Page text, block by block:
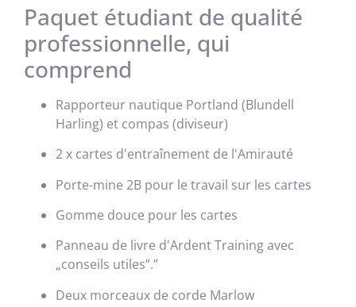
Paquet étudiant de qualité
professionnelle, qui
comprend
Rapporteur nautique Portland (Blundell
Harling) et compas (diviseur)
2 x cartes d'entraînement de l'Amirauté
Porte-mine 2B pour le travail sur les cartes
Gomme douce pour les cartes
Panneau de livre d'Ardent Training avec
„conseils utiles”.”
Deux morceaux de corde Marlow